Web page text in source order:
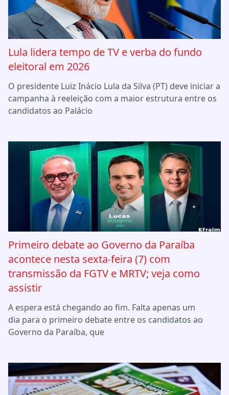
Lula lidera tempo de TV e verba do fundo
eleitoral em 2026
O presidente Luiz Inácio Lula da Silva (PT) deve iniciar a
campanha à reeleição com a maior estrutura entre os
candidatos ao Palácio
Primeiro debate ao Governo da Paraíba
acontece nesta sexta-feira (7) com
transmissão da FGTV e MRTV; veja como
assistir
A espera está chegando ao fim. Falta apenas um
dia para o primeiro debate entre os candidatos ao
Governo da Paraíba, que